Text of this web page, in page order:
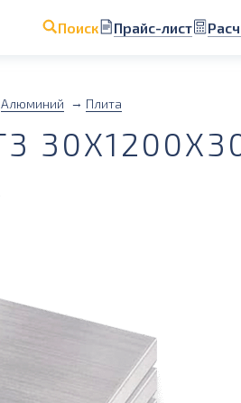
Поиск Прайс-лист
Алюминий Плита